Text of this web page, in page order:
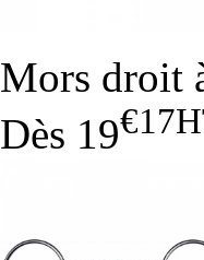
Mors droit
Dès 19€17